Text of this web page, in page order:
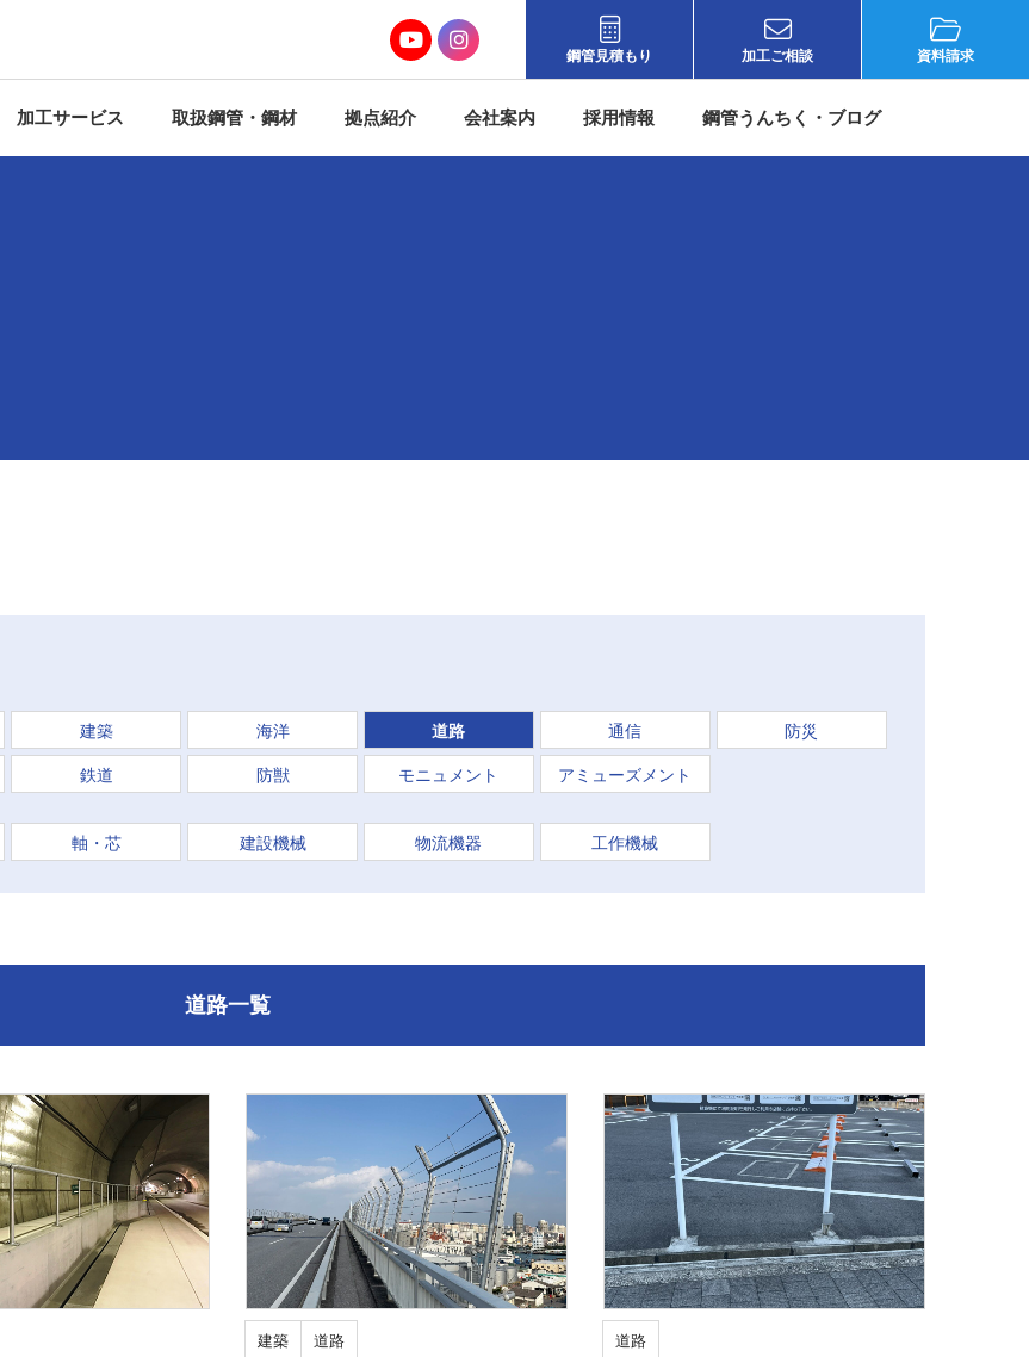
鋼管見積もり 加工ご相談 資料請求
加工サービス 取扱鋼管・鋼材 拠点紹介 会社案内 採用情報 鋼管うんちく・ブログ
建築 海洋 道路 通信 防災
鉄道 防獣 モニュメント アミューズメント
軸・芯 建設機械 物流機器 工作機械
道路一覧
建築 道路 道路